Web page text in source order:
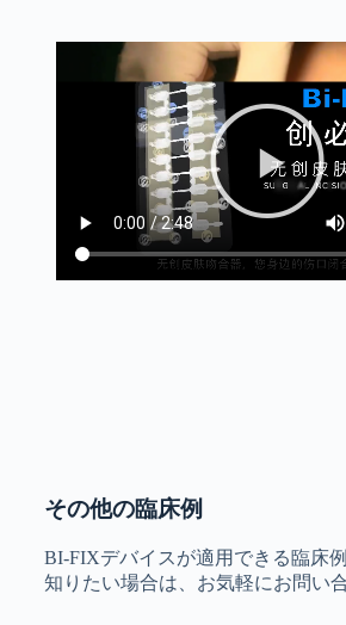
その他の臨床例
BI-FIXデバイスが適用できる臨床
知りたい場合は、お気軽にお問い